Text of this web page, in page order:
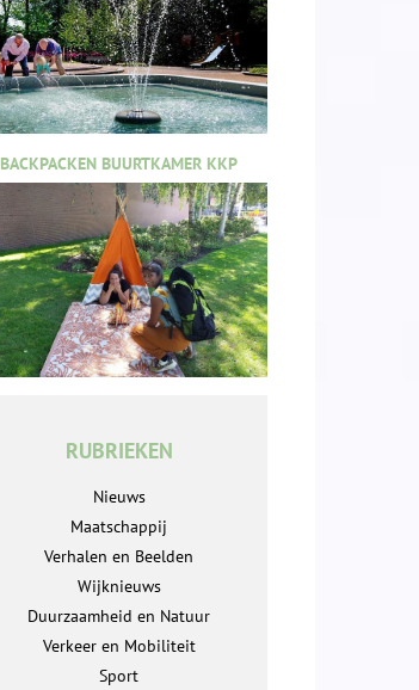
BACKPACKEN BUURTKAMER KKP
RUBRIEKEN
Nieuws
Maatschappij
Verhalen en Beelden
Wijknieuws
Duurzaamheid en Natuur
Verkeer en Mobiliteit
Sport